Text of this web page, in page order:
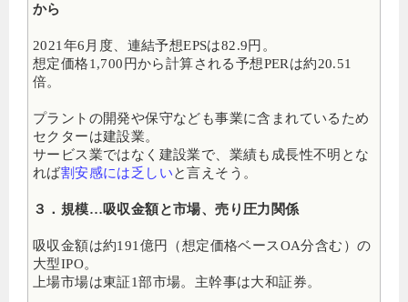
から
2021年6月度、連結予想EPSは82.9円。
想定価格1,700円から計算される予想PERは約20.51
倍。
プラントの開発や保守なども事業に含まれているため
セクターは建設業。
サービス業ではなく建設業で、業績も成長性不明とな
れば割安感には乏しいと言えそう。
３．規模…吸収金額と市場、売り圧力関係
吸収金額は約191億円（想定価格ベースOA分含む）の
大型IPO。
上場市場は東証1部市場。主幹事は大和証券。